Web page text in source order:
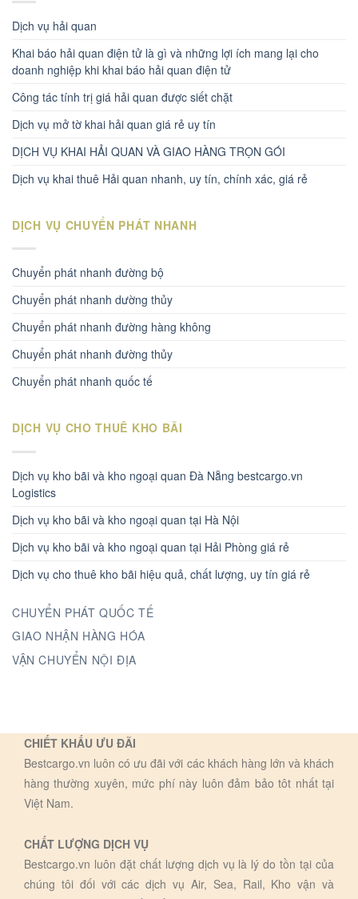
Dịch vụ hải quan
Khai báo hải quan điện tử là gì và những lợi ích mang lại cho
doanh nghiệp khi khai báo hải quan điện tử
Công tác tính trị giá hải quan được siết chặt
Dịch vụ mở tờ khai hải quan giá rẻ uy tín
DỊCH VỤ KHAI HẢI QUAN VÀ GIAO HÀNG TRỌN GÓI
Dịch vụ khai thuê Hải quan nhanh, uy tín, chính xác, giá rẻ
DỊCH VỤ CHUYỂN PHÁT NHANH
Chuyển phát nhanh đường bộ
Chuyển phát nhanh dường thủy
Chuyển phát nhanh đường hàng không
Chuyển phát nhanh đường thủy
Chuyển phát nhanh quốc tế
DỊCH VỤ CHO THUÊ KHO BÃI
Dịch vụ kho bãi và kho ngoại quan Đà Nẵng bestcargo.vn
Logistics
Dịch vụ kho bãi và kho ngoại quan tại Hà Nội
Dịch vụ kho bãi và kho ngoại quan tại Hải Phòng giá rẻ
Dịch vụ cho thuê kho bãi hiệu quả, chất lượng, uy tín giá rẻ
CHUYỂN PHÁT QUỐC TẾ
GIAO NHẬN HÀNG HÓA
VẬN CHUYỂN NỘI ĐỊA
CHIẾT KHẤU ƯU ĐÃI
Bestcargo.vn luôn có ưu đãi với các khách hàng lớn và khách
hàng thường xuyên, mức phí này luôn đảm bảo tôt nhất tại
Việt Nam.
CHẤT LƯỢNG DỊCH VỤ
Bestcargo.vn luôn đặt chất lượng dịch vụ là lý do tồn tại của
chúng tôi đối với các dịch vụ Air, Sea, Rail, Kho vận và